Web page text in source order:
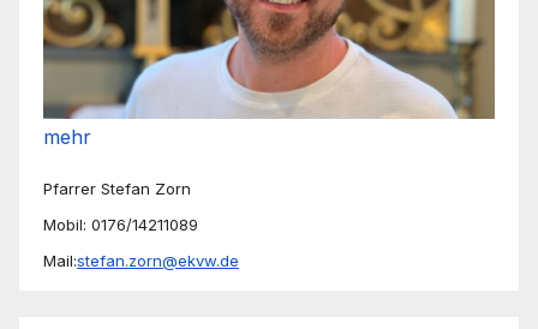
mehr
Pfarrer Stefan Zorn
Mobil: 0176/14211089
Mail:stefan.zorn@ekvw.de